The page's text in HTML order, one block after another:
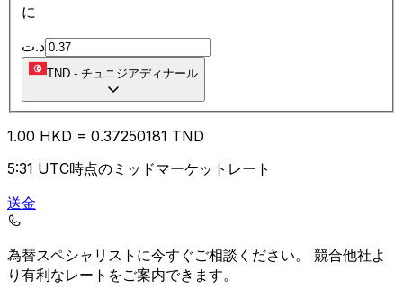
に
د.ت
TND - チュニジアディナール
1.00 HKD = 0.37250181 TND
5:31 UTC時点のミッドマーケットレート
送金
為替スペシャリストに今すぐご相談ください。 競合他社よ
り有利なレートをご案内できます。